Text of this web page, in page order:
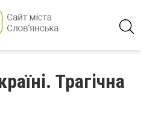
Трагічна